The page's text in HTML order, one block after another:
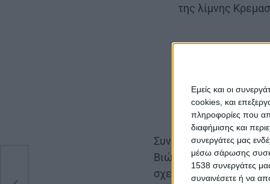
Εμείς και οι
cookies, και
πληροφορίες που
διαφήμισης και
συνεργάτες μας
μέσω σάρωσης
1538 συνεργάτες
συναινέσετε ή να
της λίμνης
Συντονιστής της
Βιώσιμης Ανάπτυξης,
σχετικά:«Για δεύτερη